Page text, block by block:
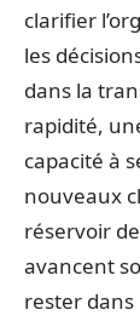
clarifier
les
dans la
rapidité,
capacité à
nouveaux
réservoir
avancent
rester